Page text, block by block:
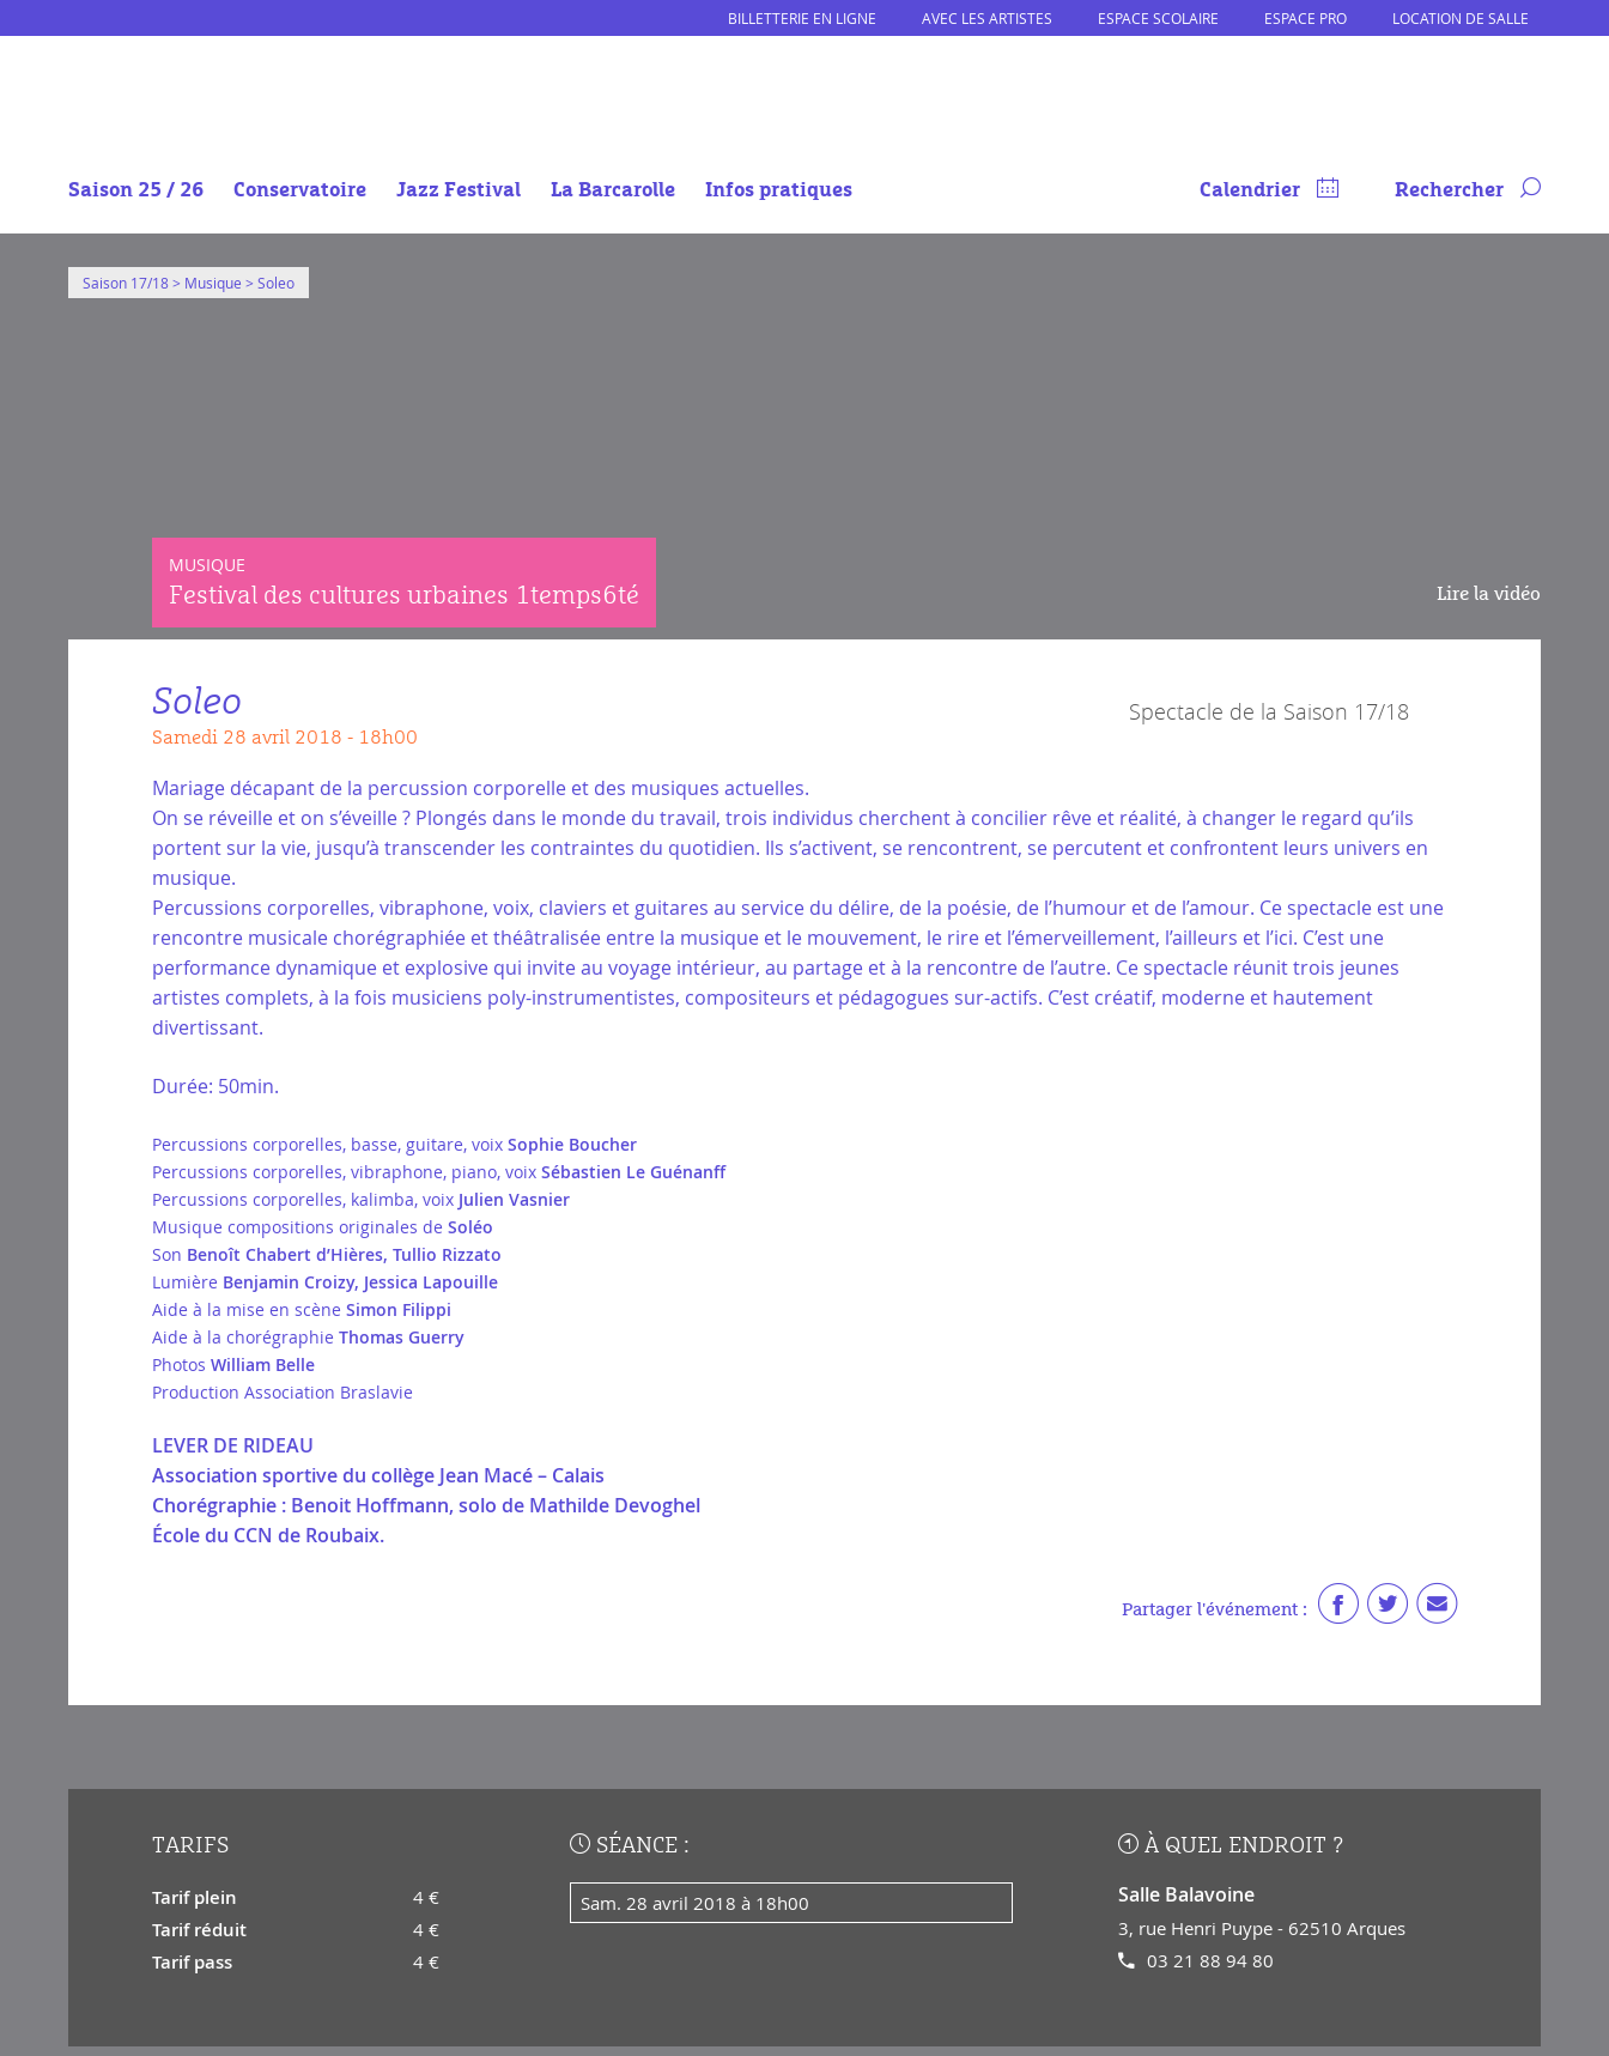
BILLETTERIE EN LIGNE AVEC LES ARTISTES ESPACE SCOLAIRE ESPACE PRO LOCATION DE SALLE
Saison 25 / 26 Conservatoire Jazz Festival La Barcarolle Infos pratiques Calendrier Rechercher
Saison 17/18> Musique > Soleo
MUSIQUE
Festival des cultures urbaines 1temps6té Lire la vidéo
Soleo
samedi 28 avril 2018 - 18h00
Spectacle de la Saison 17/18
Mariage décapant de la percussion corporelle et des musiques actuelles.
On se réveille et on s’éveille ? Plongés dans le monde du travail, trois individus cherchent à concilier rêve et réalité, à changer le regard qu’ils
portent sur la vie, jusqu’à transcender les contraintes du quotidien. Ils s’activent, se rencontrent, se percutent et confrontent leurs univers en
musique.
Percussions corporelles, vibraphone, voix, claviers et guitares au service du délire, de la poésie, de l’humour et de l’amour. Ce spectacle est une
rencontre musicale chorégraphiée et théâtralisée entre la musique et le mouvement, le rire et l’émerveillement, l’ailleurs et l’ici. C’est une
performance dynamique et explosive qui invite au voyage intérieur, au partage et à la rencontre de l’autre. Ce spectacle réunit trois jeunes
artistes complets, à la fois musiciens poly-instrumentistes, compositeurs et pédagogues sur-actifs. C’est créatif, moderne et hautement
divertissant.
Durée: 50min.
Percussions corporelles, basse, guitare, voix Sophie Boucher
Percussions corporelles, vibraphone, piano, voix Sébastien Le Guénanff
Percussions corporelles, kalimba, voix Julien Vasnier
Musique compositions originales de Soléo
Son Benoît Chabert d’Hières, Tullio Rizzato
Lumière Benjamin Croizy, Jessica Lapouille
Aide à la mise en scène Simon Filippi
Aide à la chorégraphie Thomas Guerry
Photos William Belle
Production Association Braslavie
LEVER DE RIDEAU
Association sportive du collège Jean Macé – Calais
Chorégraphie : Benoit Hoffmann, solo de Mathilde Devoghel
École du CCN de Roubaix.
Partager l'événement :
TARIFS
Tarif plein 4 €
Tarif réduit 4 €
Tarif pass 4 €
SÉANCE :
sam. 28 avril 2018 à 18h00
À QUEL ENDROIT ?
Salle Balavoine
3, rue Henri Puype - 62510 Arques
03 21 88 94 80